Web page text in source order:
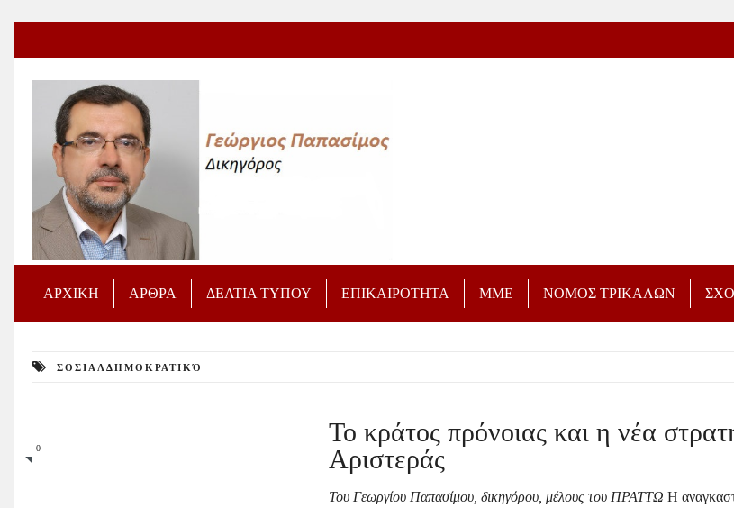
ΑΡΧΙΚΗ ΑΡΘΡΑ ΔΕΛΤΙΑ ΤΥΠΟΥ ΕΠΙΚΑΙΡΟΤΗΤΑ ΜΜΕ ΝΟΜΟΣ ΤΡΙΚΑΛΩΝ
ΣΟΣΙΑΛΔΗΜΟΚΡΑΤΙΚΌ
0
Το κράτος πρόνοιας και η νέα
Αριστεράς
Του Γεωργίου Παπασίμου, δικηγόρου, μέλους του ΠΡΑΤΤΩΗ